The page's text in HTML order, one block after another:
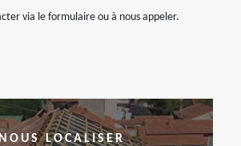
via le formulaire ou à nous appeler.
LOCALISER